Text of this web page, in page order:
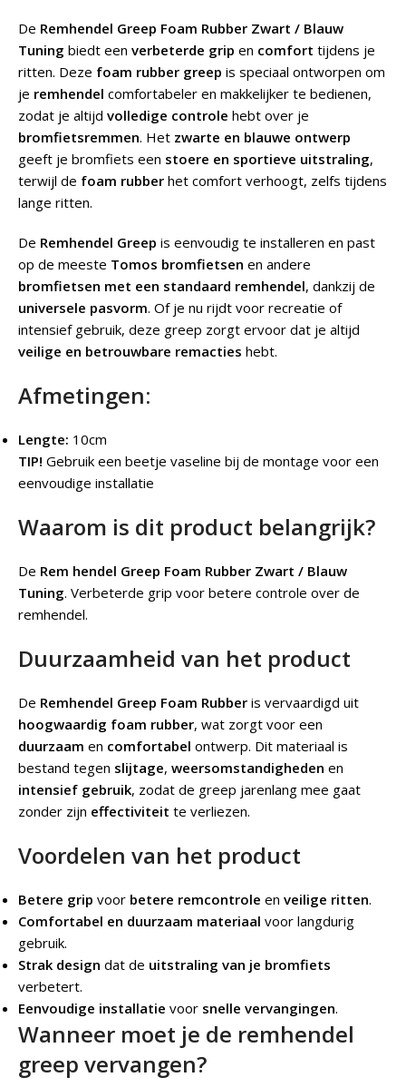
De Remhendel Greep Foam Rubber Zwart / Blauw
Tuning biedt een verbeterde grip en comfort tijdens je
ritten. Deze foam rubber greep is speciaal ontworpen om
je remhendel comfortabeler en makkelijker te bedienen,
zodat je altijd volledige controle hebt over je
bromfietsremmen. Het zwarte en blauwe ontwerp
geeft je bromfiets een stoere en sportieve uitstraling,
terwijl de foam rubber het comfort verhoogt, zelfs tijdens
lange ritten.
De Remhendel Greep is eenvoudig te installeren en past
op de meeste Tomos bromfietsen en andere
bromfietsen met een standaard remhendel, dankzij de
universele pasvorm. Of je nu rijdt voor recreatie of
intensief gebruik, deze greep zorgt ervoor dat je altijd
veilige en betrouwbare remacties hebt.
Afmetingen:
Lengte: 10cm
TIP! Gebruik een beetje vaseline bij de montage voor een
eenvoudige installatie
Waarom is dit product belangrijk?
De Rem hendel Greep Foam Rubber Zwart / Blauw
Tuning. Verbeterde grip voor betere controle over de
remhendel.
Duurzaamheid van het product
De Remhendel Greep Foam Rubber is vervaardigd uit
hoogwaardig foam rubber, wat zorgt voor een
duurzaam en comfortabel ontwerp. Dit materiaal is
bestand tegen slijtage, weersomstandigheden en
intensief gebruik, zodat de greep jarenlang mee gaat
zonder zijn effectiviteit te verliezen.
Voordelen van het product
Betere grip voor betere remcontrole en veilige ritten.
Comfortabel en duurzaam materiaal voor langdurig
gebruik.
Strak design dat de uitstraling van je bromfiets
verbetert.
Eenvoudige installatie voor snelle vervangingen.
Wanneer moet je de remhendel
greep vervangen?